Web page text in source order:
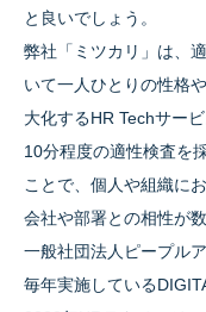
と良いでしょう。
弊社「ミツカリ」は、
いて一人ひとりの性格
大化するHR Techサー
10分程度の適性検査を
ことで、個人や組織に
会社や部署との相性が
一般社団法人ピープル
毎年実施している